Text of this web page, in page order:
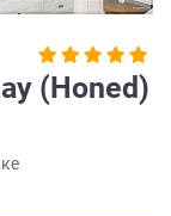
(Honed)